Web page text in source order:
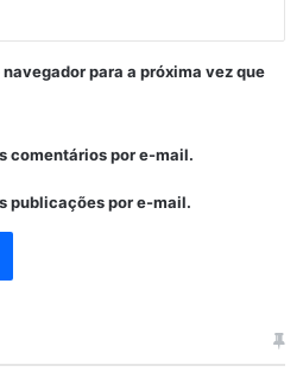
para a próxima vez que
comentários por e-mail.
publicações por e-mail.